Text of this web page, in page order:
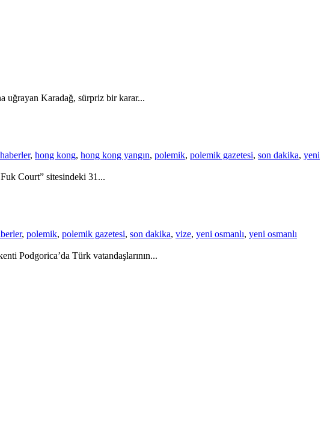
uğrayan Karadağ, sürpriz bir karar...
haberler, hong kong, hong kong yangın, polemik, polemik gazetesi, son dakika, yeni
Court” sitesindeki 31...
, polemik, polemik gazetesi, son dakika, vize, yeni osmanlı, yeni osmanlı
Podgorica’da Türk vatandaşlarının...